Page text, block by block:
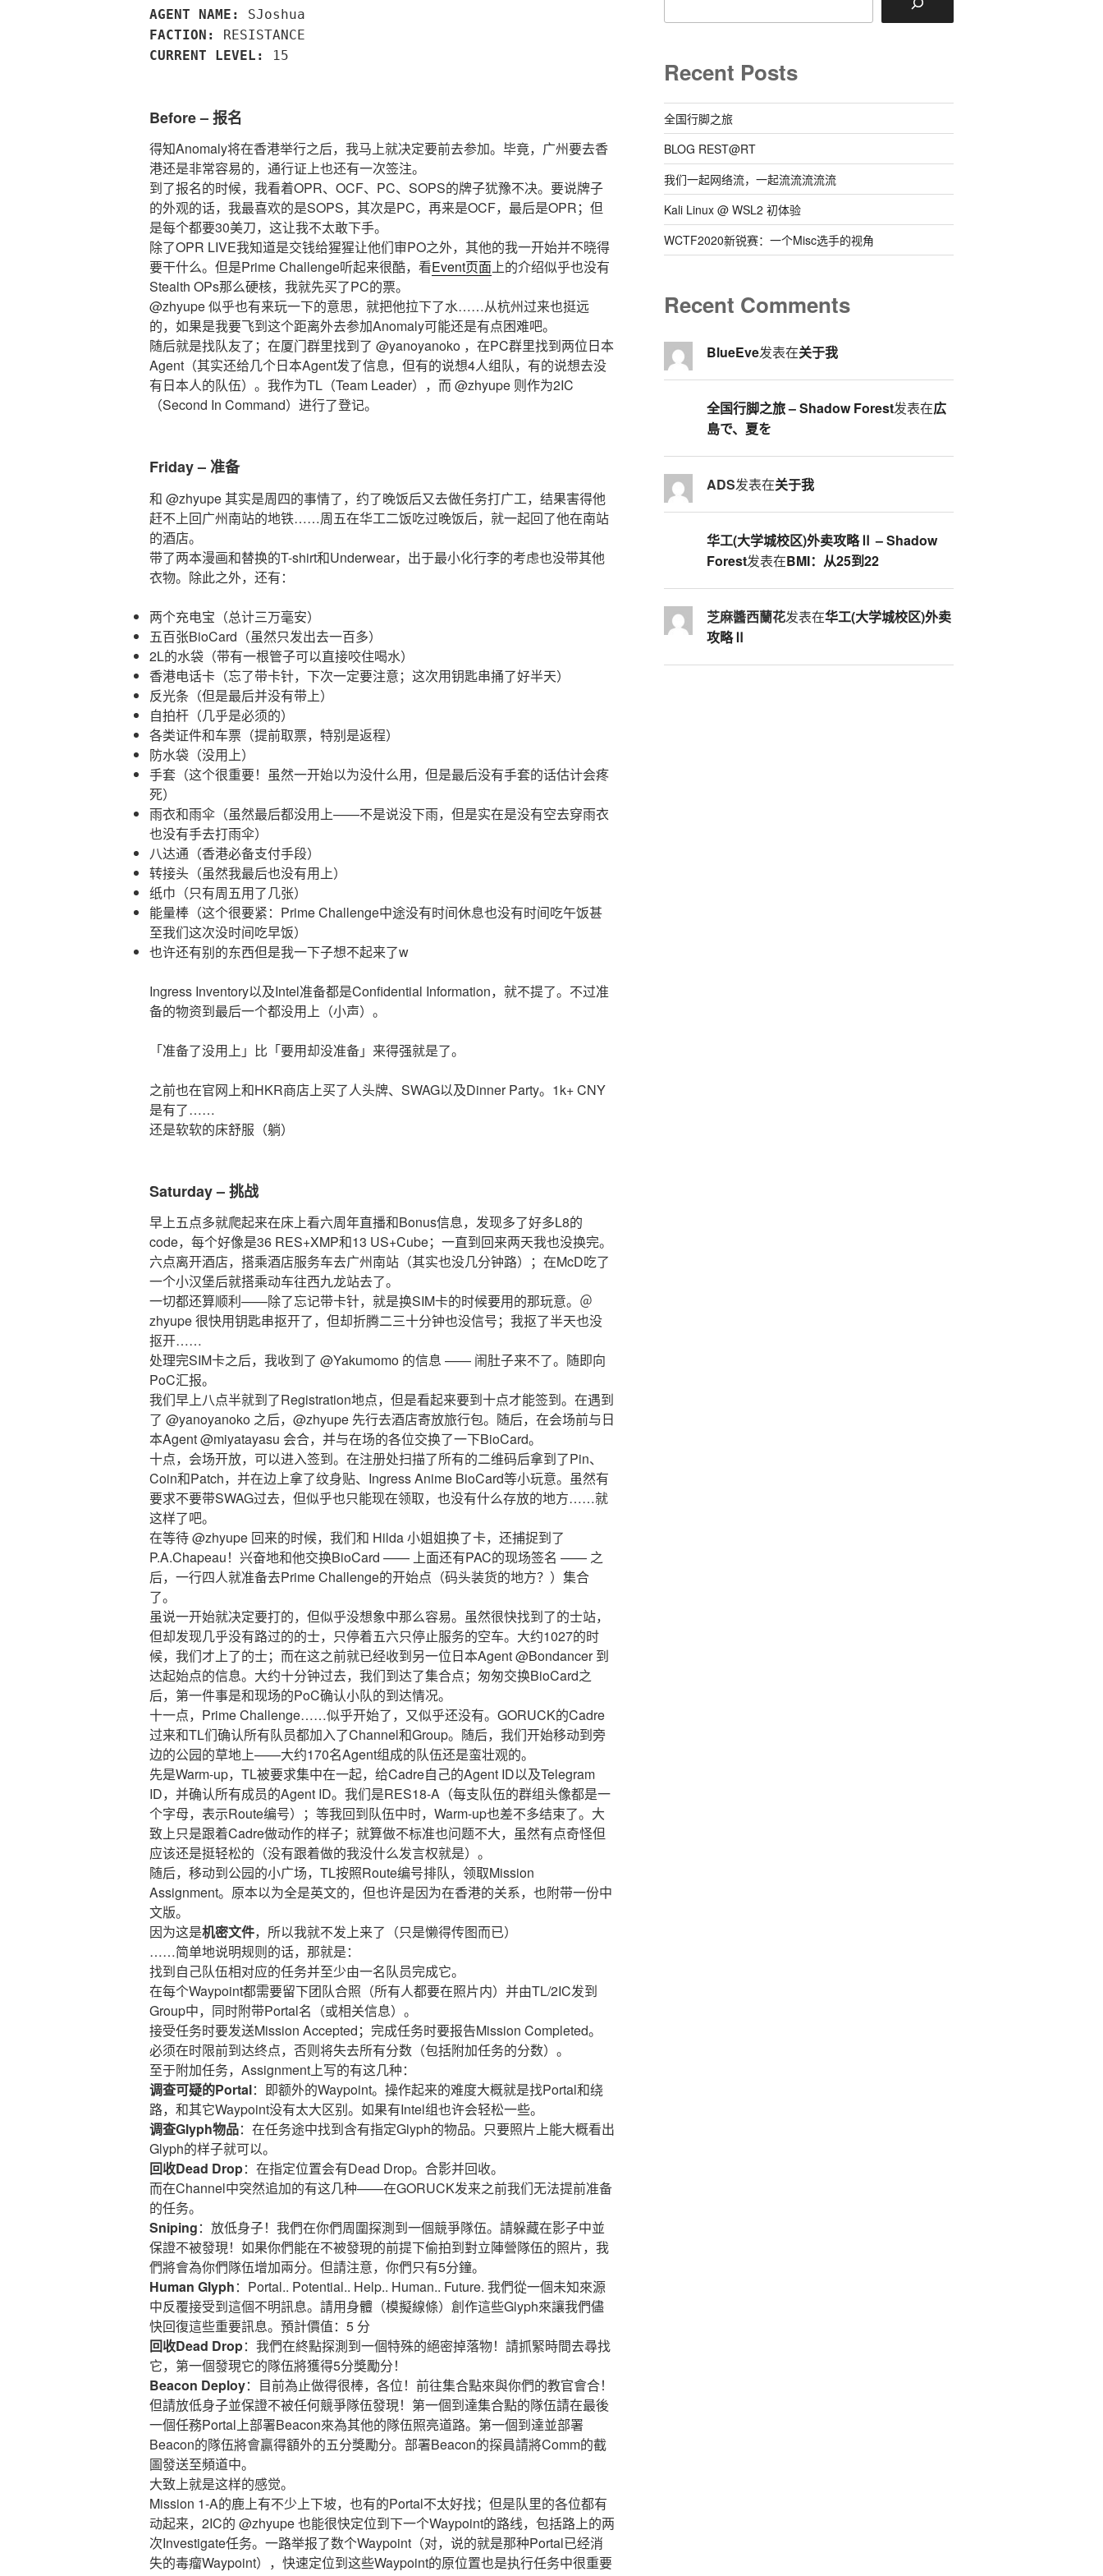
AGENT NAME:
SJoshua
FACTION:
RESISTANCE
CURRENT LEVEL:
15
Before – 报名
得知Anomaly将在香港举行之后，我马上就决定要前去参加。毕竟，广州要去香
港还是非常容易的，通行证上也还有一次签注。
到了报名的时候，我看着OPR、OCF、PC、SOPS的牌子犹豫不决。要说牌子
的外观的话，我最喜欢的是SOPS，其次是PC，再来是OCF，最后是OPR；但
是每个都要30美刀，这让我不太敢下手。
除了OPR LIVE我知道是交钱给猩猩让他们审PO之外，其他的我一开始并不晓得
要干什么。但是Prime Challenge听起来很酷，看Event页面上的介绍似乎也没有
Stealth OPs那么硬核，我就先买了PC的票。
@zhyupe 似乎也有来玩一下的意思，就把他拉下了水……从杭州过来也挺远
的，如果是我要飞到这个距离外去参加Anomaly可能还是有点困难吧。
随后就是找队友了；在厦门群里找到了 @yanoyanoko ，在PC群里找到两位日本
Agent（其实还给几个日本Agent发了信息，但有的说想4人组队，有的说想去没
有日本人的队伍）。我作为TL（Team Leader），而 @zhyupe 则作为2IC
（Second In Command）进行了登记。
Friday – 准备
和 @zhyupe 其实是周四的事情了，约了晚饭后又去做任务打广工，结果害得他
赶不上回广州南站的地铁……周五在华工二饭吃过晚饭后，就一起回了他在南站
的酒店。
带了两本漫画和替换的T-shirt和Underwear，出于最小化行李的考虑也没带其他
衣物。除此之外，还有：
两个充电宝（总计三万毫安）
五百张BioCard（虽然只发出去一百多）
2L的水袋（带有一根管子可以直接咬住喝水）
香港电话卡（忘了带卡针，下次一定要注意；这次用钥匙串捅了好半天）
反光条（但是最后并没有带上）
自拍杆（几乎是必须的）
各类证件和车票（提前取票，特别是返程）
防水袋（没用上）
手套（这个很重要！虽然一开始以为没什么用，但是最后没有手套的话估计会疼
死）
雨衣和雨伞（虽然最后都没用上——不是说没下雨，但是实在是没有空去穿雨衣
也没有手去打雨伞）
八达通（香港必备支付手段）
转接头（虽然我最后也没有用上）
纸巾（只有周五用了几张）
能量棒（这个很要紧：Prime Challenge中途没有时间休息也没有时间吃午饭甚
至我们这次没时间吃早饭）
也许还有别的东西但是我一下子想不起来了w
Ingress Inventory以及Intel准备都是Confidential Information，就不提了。不过准
备的物资到最后一个都没用上（小声）。
「准备了没用上」比「要用却没准备」来得强就是了。
之前也在官网上和HKR商店上买了人头牌、SWAG以及Dinner Party。1k+ CNY
是有了……
还是软软的床舒服（躺）
Saturday – 挑战
早上五点多就爬起来在床上看六周年直播和Bonus信息，发现多了好多L8的
code，每个好像是36 RES+XMP和13 US+Cube；一直到回来两天我也没换完。
六点离开酒店，搭乘酒店服务车去广州南站（其实也没几分钟路）；在McD吃了
一个小汉堡后就搭乘动车往西九龙站去了。
一切都还算顺利——除了忘记带卡针，就是换SIM卡的时候要用的那玩意。＠
zhyupe 很快用钥匙串抠开了，但却折腾二三十分钟也没信号；我抠了半天也没
抠开……
处理完SIM卡之后，我收到了 @Yakumomo 的信息 —— 闹肚子来不了。随即向
PoC汇报。
我们早上八点半就到了Registration地点，但是看起来要到十点才能签到。在遇到
了 @yanoyanoko 之后，@zhyupe 先行去酒店寄放旅行包。随后，在会场前与日
本Agent @miyatayasu 会合，并与在场的各位交换了一下BioCard。
十点，会场开放，可以进入签到。在注册处扫描了所有的二维码后拿到了Pin、
Coin和Patch，并在边上拿了纹身贴、Ingress Anime BioCard等小玩意。虽然有
要求不要带SWAG过去，但似乎也只能现在领取，也没有什么存放的地方……就
这样了吧。
在等待 @zhyupe 回来的时候，我们和 Hilda 小姐姐换了卡，还捕捉到了
P.A.Chapeau！兴奋地和他交换BioCard —— 上面还有PAC的现场签名 —— 之
后，一行四人就准备去Prime Challenge的开始点（码头装货的地方？）集合
了。
虽说一开始就决定要打的，但似乎没想象中那么容易。虽然很快找到了的士站，
但却发现几乎没有路过的的士，只停着五六只停止服务的空车。大约1027的时
候，我们才上了的士；而在这之前就已经收到另一位日本Agent @Bondancer 到
达起始点的信息。大约十分钟过去，我们到达了集合点；匆匆交换BioCard之
后，第一件事是和现场的PoC确认小队的到达情况。
十一点，Prime Challenge……似乎开始了，又似乎还没有。GORUCK的Cadre
过来和TL们确认所有队员都加入了Channel和Group。随后，我们开始移动到旁
边的公园的草地上——大约170名Agent组成的队伍还是蛮壮观的。
先是Warm-up，TL被要求集中在一起，给Cadre自己的Agent ID以及Telegram
ID，并确认所有成员的Agent ID。我们是RES18-A（每支队伍的群组头像都是一
个字母，表示Route编号）；等我回到队伍中时，Warm-up也差不多结束了。大
致上只是跟着Cadre做动作的样子；就算做不标准也问题不大，虽然有点奇怪但
应该还是挺轻松的（没有跟着做的我没什么发言权就是）。
随后，移动到公园的小广场，TL按照Route编号排队，领取Mission
Assignment。原本以为全是英文的，但也许是因为在香港的关系，也附带一份中
文版。
因为这是机密文件，所以我就不发上来了（只是懒得传图而已）
……简单地说明规则的话，那就是：
找到自己队伍相对应的任务并至少由一名队员完成它。
在每个Waypoint都需要留下团队合照（所有人都要在照片内）并由TL/2IC发到
Group中，同时附带Portal名（或相关信息）。
接受任务时要发送Mission Accepted；完成任务时要报告Mission Completed。
必须在时限前到达终点，否则将失去所有分数（包括附加任务的分数）。
至于附加任务，Assignment上写的有这几种：
调查可疑的Portal：即额外的Waypoint。操作起来的难度大概就是找Portal和绕
路，和其它Waypoint没有太大区别。如果有Intel组也许会轻松一些。
调查Glyph物品：在任务途中找到含有指定Glyph的物品。只要照片上能大概看出
Glyph的样子就可以。
回收Dead Drop：在指定位置会有Dead Drop。合影并回收。
而在Channel中突然追加的有这几种——在GORUCK发来之前我们无法提前准备
的任务。
Sniping：放低身子！我們在你們周圍探測到一個競爭隊伍。請躲藏在影子中並
保證不被發現！如果你們能在不被發現的前提下偷拍到對立陣營隊伍的照片，我
們將會為你們隊伍增加兩分。但請注意，你們只有5分鐘。
Human Glyph：Portal.. Potential.. Help.. Human.. Future. 我們從一個未知來源
中反覆接受到這個不明訊息。請用身體（模擬線條）創作這些Glyph來讓我們儘
快回復這些重要訊息。預計價值：5 分
回收Dead Drop：我們在終點探測到一個特殊的絕密掉落物！請抓緊時間去尋找
它，第一個發現它的隊伍將獲得5分獎勵分！
Beacon Deploy：目前為止做得很棒，各位！前往集合點來與你們的教官會合！
但請放低身子並保證不被任何競爭隊伍發現！第一個到達集合點的隊伍請在最後
一個任務Portal上部署Beacon來為其他的隊伍照亮道路。第一個到達並部署
Beacon的隊伍將會贏得額外的五分獎勵分。部署Beacon的探員請將Comm的截
圖發送至頻道中。
大致上就是这样的感觉。
Mission 1-A的鹿上有不少上下坡，也有的Portal不太好找；但是队里的各位都有
动起来，2IC的 @zhyupe 也能很快定位到下一个Waypoint的路线，包括路上的两
次Investigate任务。一路举报了数个Waypoint（对，说的就是那种Portal已经消
失的毒瘤Waypoint），快速定位到这些Waypoint的原位置也是执行任务中很重要
Recent Posts
全国行脚之旅
BLOG REST@RT
我们一起网络流，一起流流流流流
Kali Linux @ WSL2 初体验
WCTF2020新锐赛：一个Misc选手的视角
Recent Comments
BlueEve发表在关于我
全国行脚之旅 – Shadow Forest发表在広
島で、夏を
ADS发表在关于我
华工(大学城校区)外卖攻略Ⅱ – Shadow
Forest发表在BMI：从25到22
芝麻醬西蘭花发表在华工(大学城校区)外卖
攻略Ⅱ